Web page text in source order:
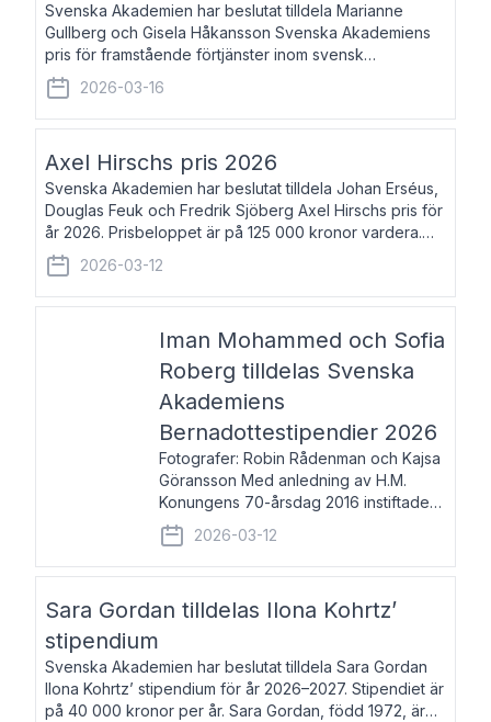
Svenska Akademien har beslutat tilldela Marianne
Gullberg och Gisela Håkansson Svenska Akademiens
pris för framstående förtjänster inom svensk
språkforskning och språkvård till minne av Carl Gabriel
och Karin Forsberg för år 2026. Prissumma
2026-03-16
Axel Hirschs pris 2026
Svenska Akademien har beslutat tilldela Johan Erséus,
Douglas Feuk och Fredrik Sjöberg Axel Hirschs pris för
år 2026. Prisbeloppet är på 125 000 kronor vardera.
Johan Erséus, född 1959, är fackboksförfattare och
journalist med mångårigt för
2026-03-12
Iman Mohammed och Sofia
Roberg tilldelas Svenska
Akademiens
Bernadottestipendier 2026
Fotografer: Robin Rådenman och Kajsa
Göransson Med anledning av H.M.
Konungens 70-årsdag 2016 instiftade
fem av de kungliga akademierna det så
kallade Bernadotteprogrammet med
syfte att genom stipendier erbjuda stöd
2026-03-12
Sara Gordan tilldelas Ilona Kohrtz’
stipendium
Svenska Akademien har beslutat tilldela Sara Gordan
Ilona Kohrtz’ stipendium för år 2026–2027. Stipendiet är
på 40 000 kronor per år. Sara Gordan, född 1972, är